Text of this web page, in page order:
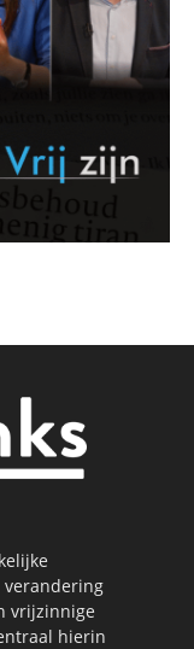
verandering
vrijzinnige
hierin